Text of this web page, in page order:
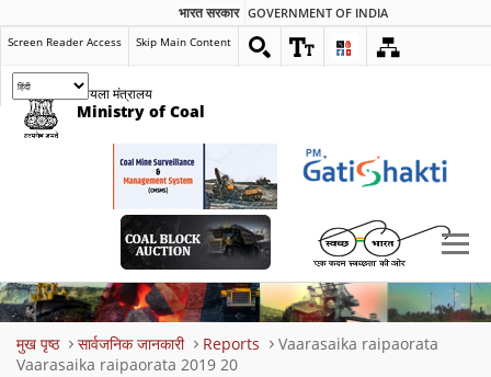
भारत सरकार GOVERNMENT OF INDIA
Screen Reader Access Skip Main Content
कोयला मंत्रालय
Ministry of Coal
मुख पृष्ठ सार्वजनिक जानकारी Reports
Vaarasaika raipaorata
Vaarasaika raipaorata 2019 20